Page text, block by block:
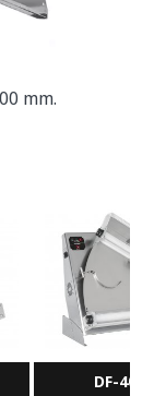
mm.
DF-40